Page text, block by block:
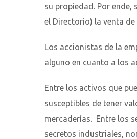
su propiedad. Por ende,
el Directorio) la venta
Los accionistas de la
alguno en cuanto a los
Entre los activos que
susceptibles de tener
mercaderías. Entre los
secretos industriales,